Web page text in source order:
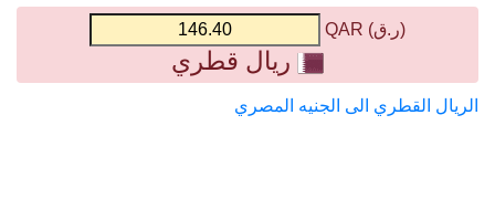
(ر.ق) QAR
ريال قطري
الريال القطري الى الجنيه المصري